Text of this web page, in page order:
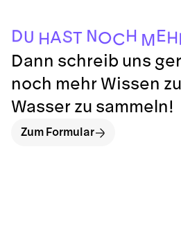
DU HAST NOCH ME H
Dann schreib uns
noch mehr Wissen
Wasser zu sammeln!
Zum Formular